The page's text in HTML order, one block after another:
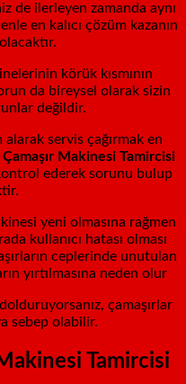
de ilerleyen zamanda aynı
en kalıcı çözüm kazanın
körük kısmının
da bireysel olarak sizin
değildir.
servis çağırmak en
Çamaşır Makinesi Tamircisi
ederek sorunu bulup
yeni olmasına rağmen
kullanıcı hatası olması
ceplerinde unutulan
yırtılmasına neden olur
çamaşırlar
sebep olabilir.
Tamircisi